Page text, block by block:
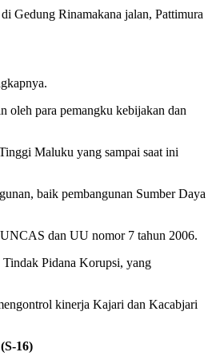
Gedung Rinamakana jalan, Pattimura
para pemangku kebijakan dan
Maluku yang sampai saat ini
baik pembangunan Sumber Daya
dan UU nomor 7 tahun 2006.
Pidana Korupsi, yang
kinerja Kajari dan Kacabjari
(S-16)